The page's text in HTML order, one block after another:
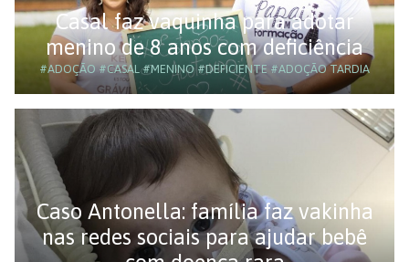
Casal faz vaquinha para adotar
menino de 8 anos com deficiência
#ADOÇÃO#CASAL#MENINO#DEFICIENTE #ADOÇÃO TARDIA
Caso Antonella: família faz vakinha
nas redes sociais para ajudar bebê